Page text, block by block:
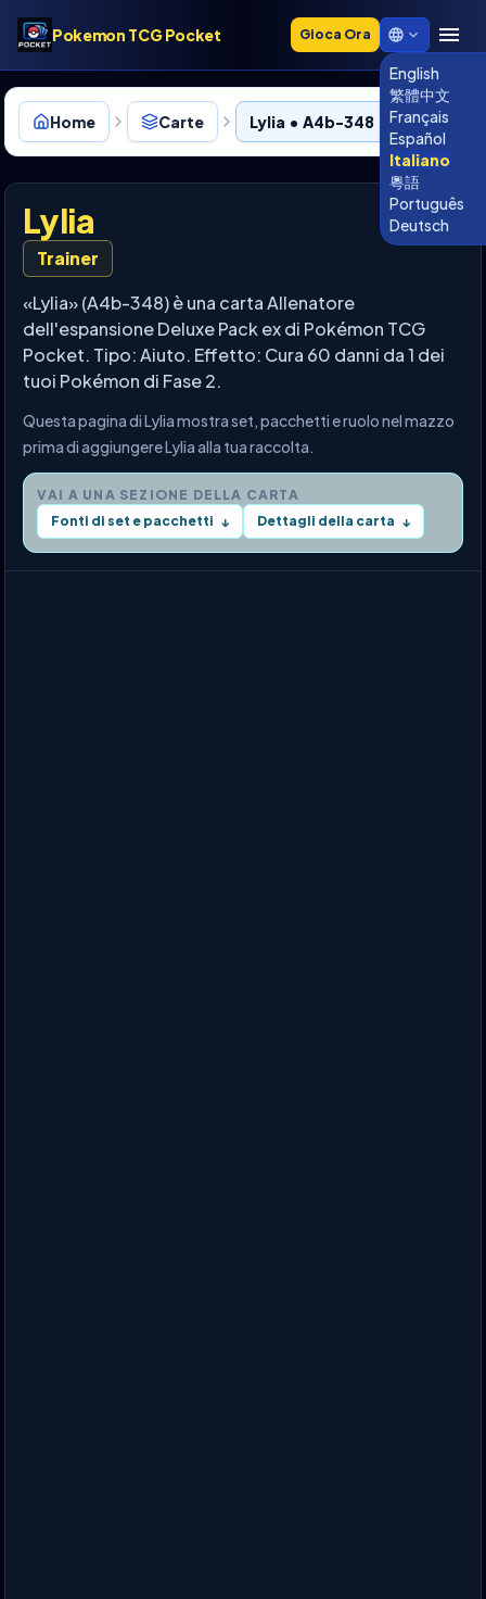
Pokemon TCG Pocket Gioca Ora
English
繁體中文
Français
Español
Italiano
粵語
Português
Deutsch
Home Carte Lylia • A4b-348
Lylia
Trainer
«Lylia» (A4b-348) è una carta Allenatore
dell'espansione Deluxe Pack ex di Pokémon TCG
Pocket. Tipo: Aiuto. Effetto: Cura 60 danni da 1 dei
tuoi Pokémon di Fase 2.
Questa pagina di Lylia mostra set, pacchetti e ruolo nel mazzo
prima di aggiungere Lylia alla tua raccolta.
VAI A UNA SEZIONE DELLA CARTA
Fonti di set e pacchetti ↓ Dettagli della carta ↓